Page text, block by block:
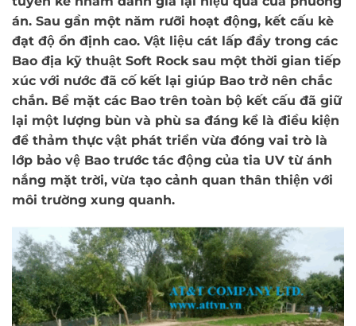
án. Sau gần một năm rưỡi hoạt động, kết cấu kè
đạt độ ổn định cao. Vật liệu cát lấp đầy trong các
Bao địa kỹ thuật Soft Rock sau một thời gian tiếp
xúc với nước đã cố kết lại giúp Bao trở nên chắc
chắn. Bề mặt các Bao trên toàn bộ kết cấu đã giữ
lại một lượng bùn và phù sa đáng kể là điều kiện
để thảm thực vật phát triển vừa đóng vai trò là
lớp bảo vệ Bao trước tác động của tia UV từ ánh
nắng mặt trời, vừa tạo cảnh quan thân thiện với
môi trường xung quanh.